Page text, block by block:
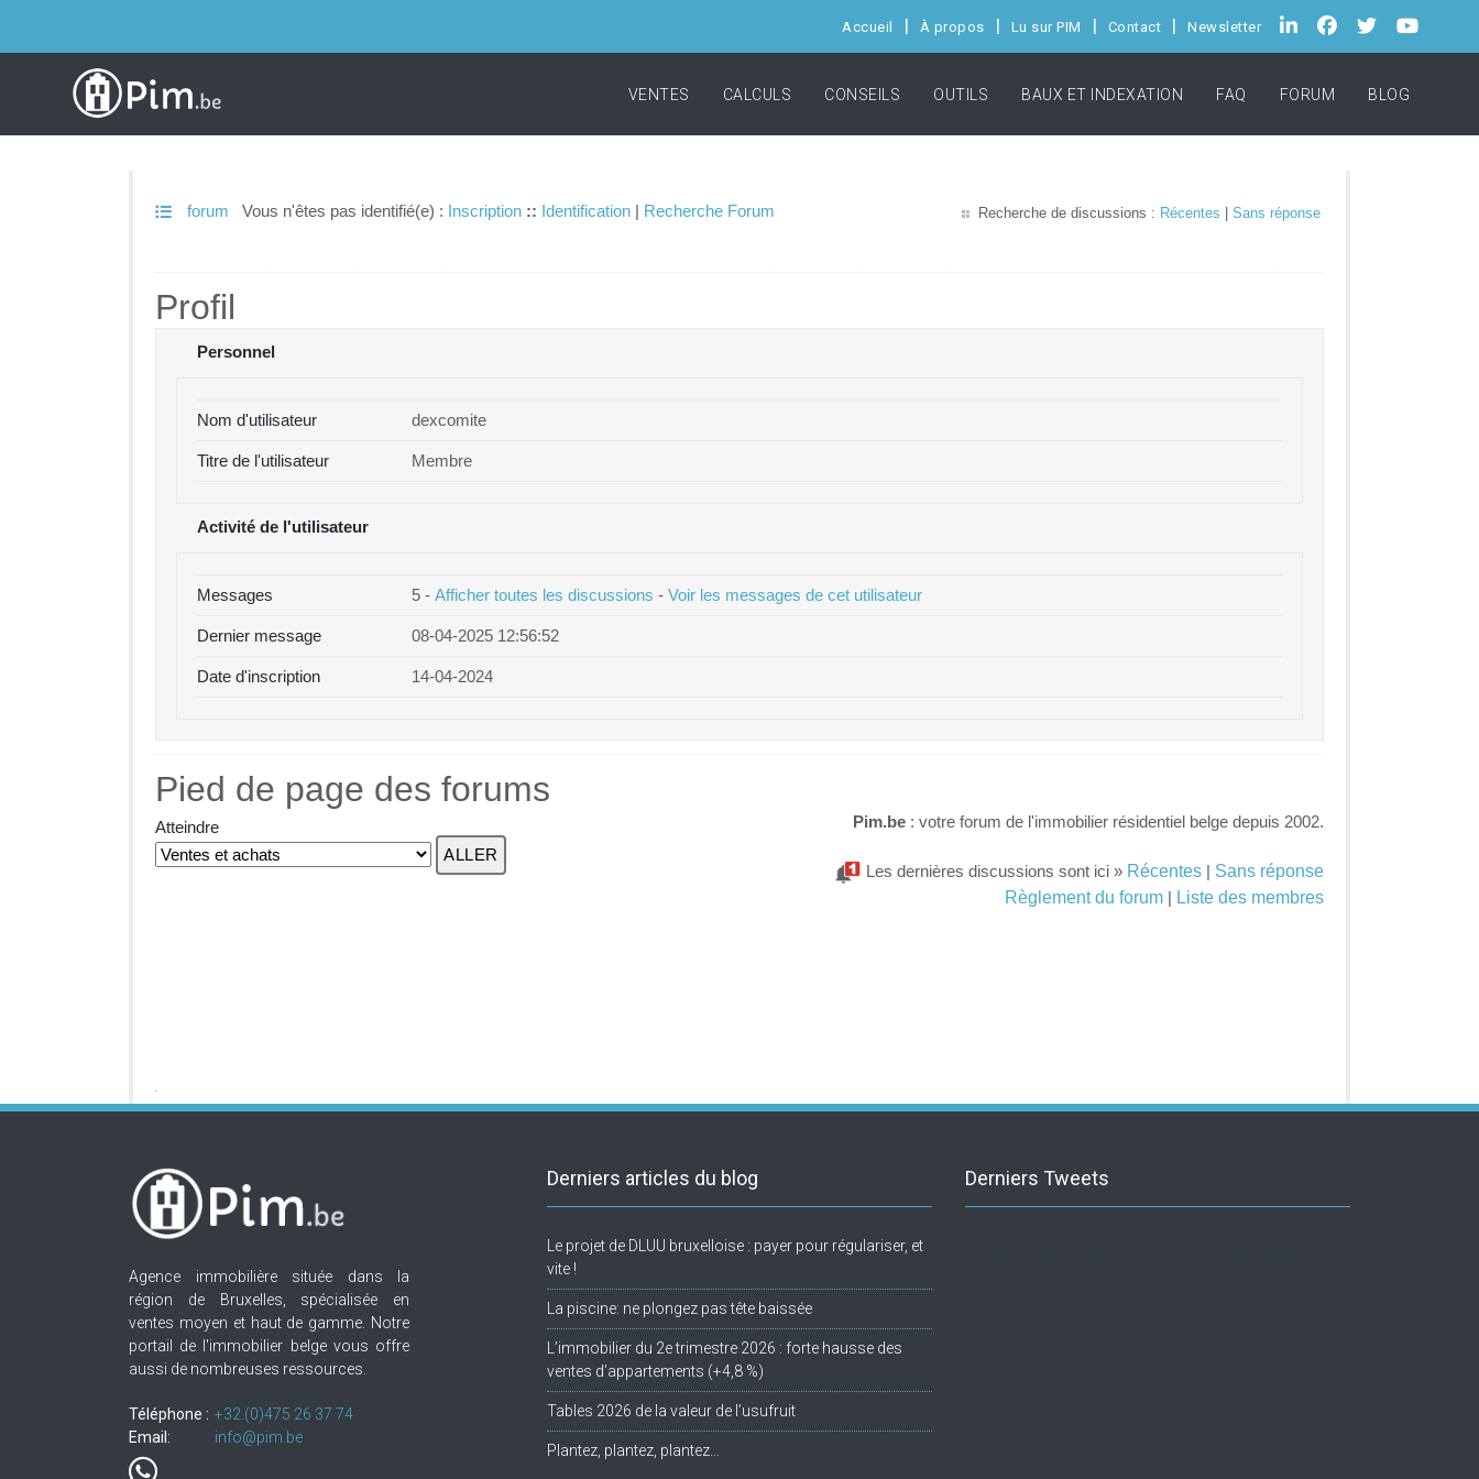
Accueil À propos Lu sur PIM Contact Newsletter
VENTES CALCULS CONSEILS OUTILS BAUX ET INDEXATION FAQ FORUM BLOG
forum Vous n'êtes pas identifié(e) : Inscription :: Identification | Recherche Forum Recherche de discussions : Récentes Sans réponse
Profil
Personnel
Nom d'utilisateur dexcomite
Titre de l'utilisateur Membre
Activité de l'utilisateur
Messages 5 - Afficher toutes les discussions - Voir les messages de cet utilisateur
Dernier message 08-04-2025 12:56:52
Date d'inscription 14-04-2024
Pied de page des forums
Atteindre Pim.be : votre forum de l'immobilier résidentiel belge depuis 2002.
Les dernières discussions sont ici » Récentes | Sans réponse
Règlement du forum | Liste des membres
Agence immobilière située dans la
région de Bruxelles, spécialisée en
ventes moyen et haut de gamme. Notre
portail de l'immobilier belge vous offre
aussi de nombreuses ressources.
Téléphone : +32.(0)475 26 37 74
Email:
info@pim.be
Derniers articles du blog
Le projet de DLUU bruxelloise : payer pour régulariser, et
vite !
La piscine: ne plongez pas tête baissée
L’immobilier du 2e trimestre 2026 : forte hausse des
ventes d’appartements (+4,8 %)
Tables 2026 de la valeur de l’usufruit
Plantez, plantez, plantez…
Derniers Tweets